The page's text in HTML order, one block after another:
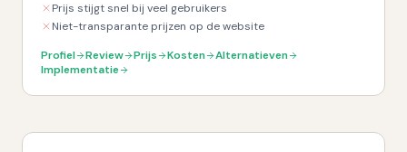
Prijs stijgt snel bij veel gebruikers
Niet-transparante prijzen op de website
Profiel
Review Prijs Kosten
Alternatieven
Implementatie